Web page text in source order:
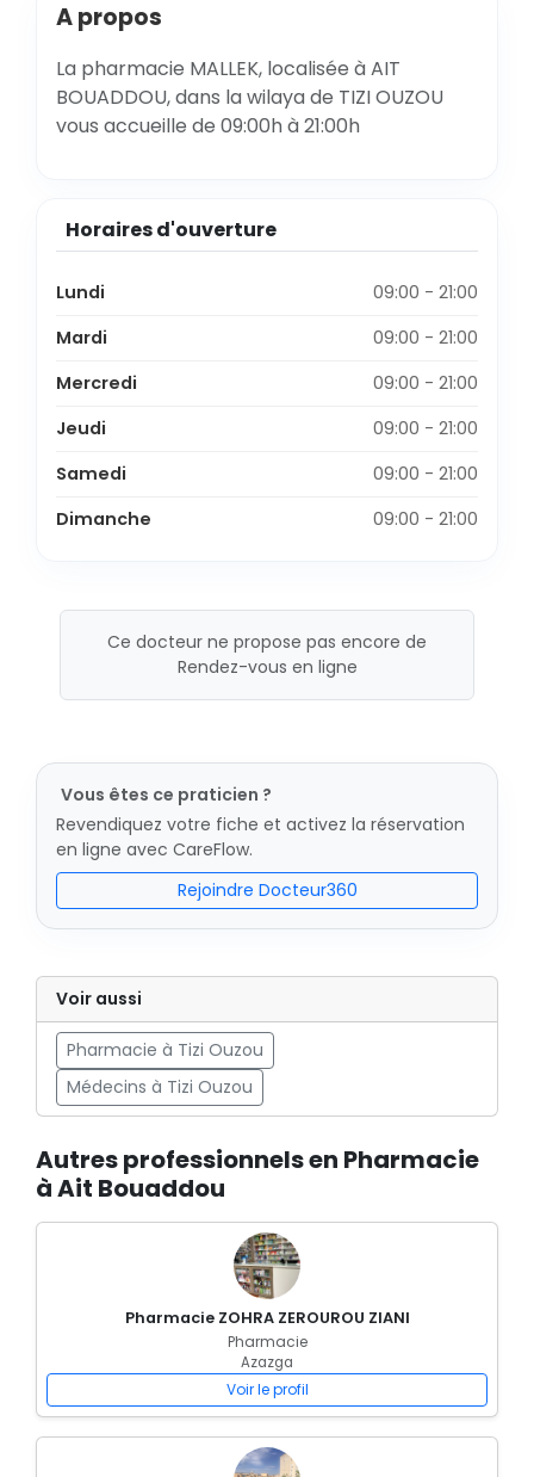
A propos
La pharmacie MALLEK, localisée à AIT
BOUADDOU, dans la wilaya de TIZI OUZOU
vous accueille de 09:00h à 21:00h
Horaires d'ouverture
Lundi
09:00 - 21:00
Mardi
09:00 - 21:00
Mercredi
09:00 - 21:00
Jeudi
09:00 - 21:00
Samedi
09:00 - 21:00
Dimanche
09:00 - 21:00
Ce docteur ne propose pas encore de
Rendez-vous en ligne
Vous êtes ce praticien ?
Revendiquez votre fiche et activez la réservation
en ligne avec CareFlow.
Rejoindre Docteur360
Voir aussi
Pharmacie à Tizi Ouzou
Médecins à Tizi Ouzou
Autres professionnels en Pharmacie
à Ait Bouaddou
Pharmacie ZOHRA ZEROUROU ZIANI
Pharmacie
Azazga
Voir le profil